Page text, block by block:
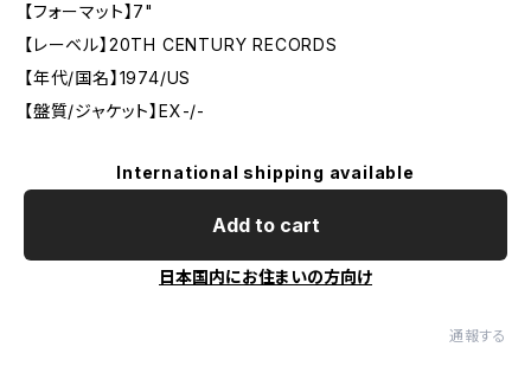
【フォーマット】7"
【レーベル】20TH CENTURY RECORDS
【年代/国名】1974/US
【盤質/ジャケット】EX-/-
International shipping available
Add to cart
日本国内にお住まいの方向け
通報する